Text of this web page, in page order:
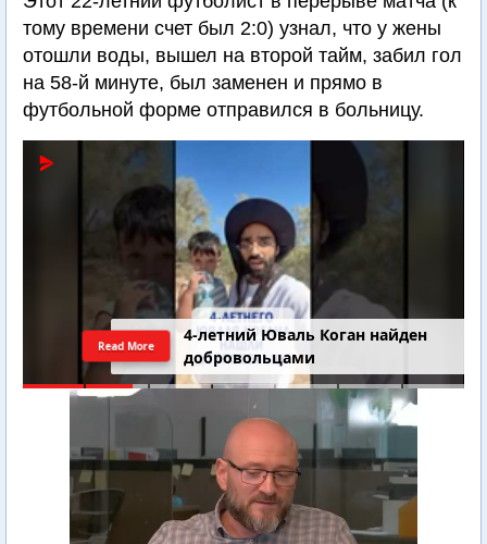
тому времени счет был 2:0) узнал, что у жены
отошли воды, вышел на второй тайм, забил гол
на 58-й минуте, был заменен и прямо в
футбольной форме отправился в больницу.
4-летний Юваль Коган найден
добровольцами
Read More